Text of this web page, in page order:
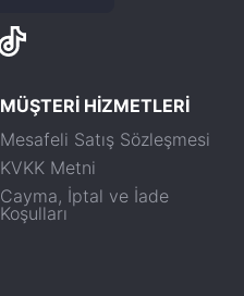
MÜŞTERİ HİZMETLERİ
Mesafeli Satış Sözleşmesi
KVKK Metni
Cayma, İptal ve İade
Koşulları